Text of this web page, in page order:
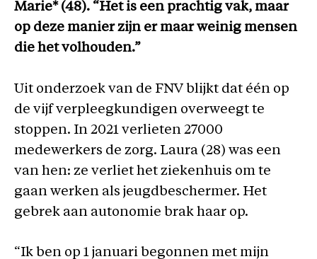
Marie* (48). “Het is een prachtig vak, maar
op deze manier zijn er maar weinig mensen
die het volhouden.”
Uit onderzoek van de FNV blijkt dat één op
de vijf verpleegkundigen overweegt te
stoppen. In 2021 verlieten 27000
medewerkers de zorg. Laura (28) was een
van hen: ze verliet het ziekenhuis om te
gaan werken als jeugdbeschermer. Het
gebrek aan autonomie brak haar op.
“Ik ben op 1 januari begonnen met mijn